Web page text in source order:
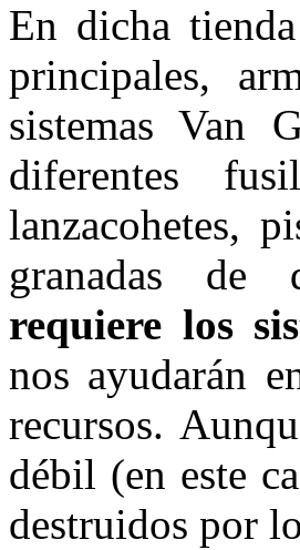
En dicha
principales,
sistemas Van
diferentes
lanzacohetes,
granadas de
requiere los
nos ayudarán
recursos.
débil (en este
destruidos por